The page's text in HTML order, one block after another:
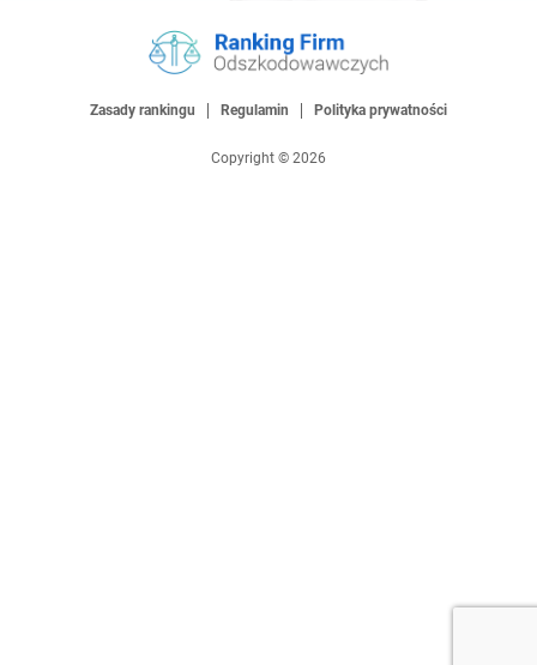
Zasady rankingu Regulamin Polityka prywatności
Copyright © 2026